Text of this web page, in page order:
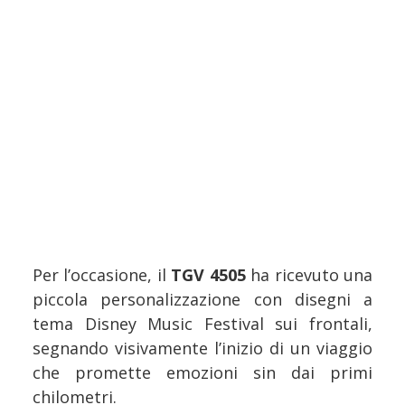
Per l’occasione, il TGV 4505 ha ricevuto una
piccola personalizzazione con disegni a
tema Disney Music Festival sui frontali,
segnando visivamente l’inizio di un viaggio
che promette emozioni sin dai primi
chilometri.